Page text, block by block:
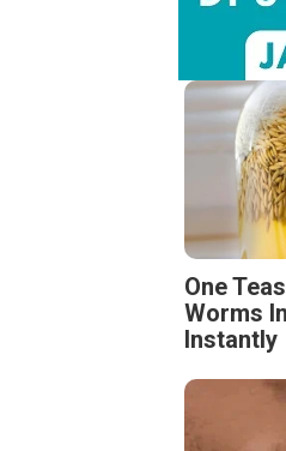
One
Worms
Instantly